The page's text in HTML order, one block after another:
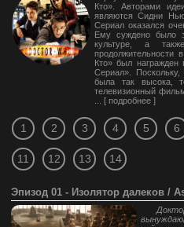
Кто». Авторами
являются Сидни
Сериал оказался
Ему суждено было
культуре, а
продолжительности
Кто» был
Сериал».
была так высока,
телевизионный
... [ подробнее ]
1 2 3 4 5 6
11 12 13 14
Эпизод 01 - Изолятор далеков /